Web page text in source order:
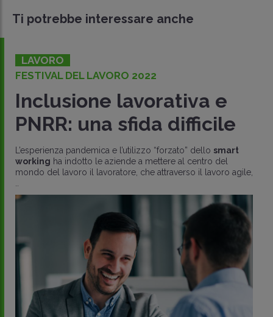
Ti potrebbe interessare anche
LAVORO
FESTIVAL DEL LAVORO 2022
Inclusione lavorativa e
PNRR: una sfida difficile
L’esperienza pandemica e l’utilizzo “forzato” dello smart
working ha indotto le aziende a mettere al centro del
mondo del lavoro il lavoratore, che attraverso il lavoro agile,